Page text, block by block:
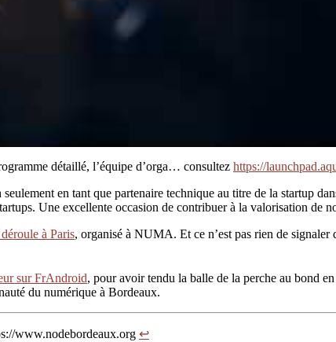
détaillé, l’équipe d’orga… consultez https://
en tant que partenaire technique au titre de la startup
Une excellente occasion de contribuer à la valorisation de
à Paris, organisé à NUMA. Et ce n’est pas rien de signaler
sur FrAndroid, pour avoir tendu la balle de la perche au bond
du numérique à Bordeaux.
www.nodebordeaux.org ↩